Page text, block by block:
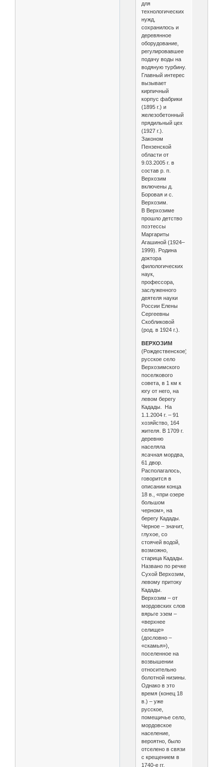
для
технологических
нужд,
сохранилось и
деревянное
оборудование,
регулировавшее
подачу воды на
водяную турбину.
Главный интерес
вызывает
кирпичный
корпус фабрики
(1895 г.) и
железобетонный
прядильный цех
(1927 г.).
Законом
Пензенской
области от
9.03.2005 г. в
состав р. п.
Верхозим
включены д.
Боровая и с.
Верхозим.
В Верхозиме
прошло детство
поэтессы
Маргариты
Агашиной (1924–
1999). Родина
доктора
филологических
наук,
профессора,
заслуженного
деятеля науки
России Елены
Сергеевны
Скобликовой
(род. в 1924 г.).
ВЕРХОЗИМ
(Рождественское),
русское село
Верхозимского
поселкового
совета, в 1 км к
югу от него, на
левом берегу
Кадады. На
1.1.2004 г. – 91
хозяйство, 164
жителя. В 1709 г.
деревню
населяла
ясачная мордва,
61 двор.
Располагалось,
говорится в
описании конца
18 в., «при озере
большом
черном», на
берегу Кадады.
Черное – значит,
глухое, со
стоячей водой,
возможно,
старица Кадады.
Названо по речке
Сухой Верхозим,
левому притоку
Кадады.
Верхозим – от
мордовских слов
вярьге эзем –
«верхнее
селище»
(дословно –
«скамья»),
поселенное на
возвышении
относительно
болотной низины.
Однако в это
время (конец 18
в.) – уже
русское,
помещичье село,
мордовское
население,
вероятно, было
отселено в связи
с крещением в
1740-е гг.